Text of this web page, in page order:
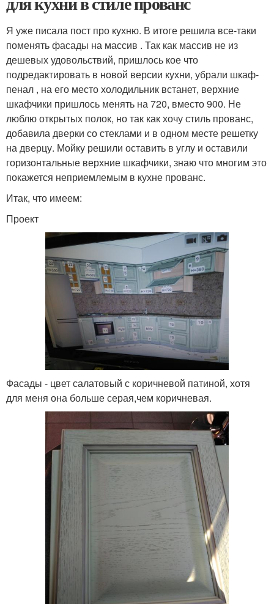
Я уже писала пост про кухню. В итоге решила все-таки
поменять фасады на массив . Так как массив не из
дешевых удовольствий, пришлось кое что
подредактировать в новой версии кухни, убрали шкаф-
пенал , на его место холодильник встанет, верхние
шкафчики пришлось менять на 720, вместо 900. Не
люблю открытых полок, но так как хочу стиль прованс,
добавила дверки со стеклами и в одном месте решетку
на дверцу. Мойку решили оставить в углу и оставили
горизонтальные верхние шкафчики, знаю что многим это
покажется неприемлемым в кухне прованс.
Итак, что имеем:
Проект
Фасады - цвет салатовый с коричневой патиной, хотя
для меня она больше серая,чем коричневая.